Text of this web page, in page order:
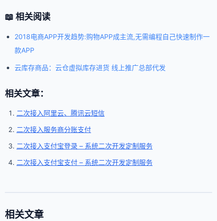
📖 相关阅读
2018电商APP开发趋势:购物APP成主流,无需编程自己快速制作一
款APP
云库存商品：云仓虚拟库存进货 线上推广总部代发
相关文章：
二次接入阿里云、腾讯云短信
二次接入服务商分账支付
二次接入支付宝登录 – 系统二次开发定制服务
二次接入支付宝支付 – 系统二次开发定制服务
相关文章